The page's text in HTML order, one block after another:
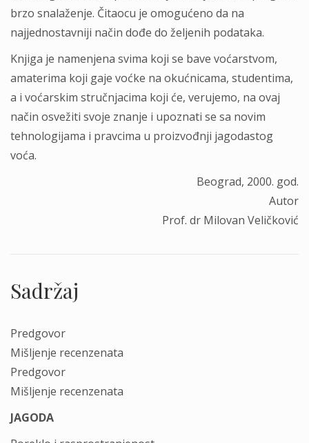
brzo snalaženje. Čitaocu je omogućeno da na
najjednostavniji način dođe do željenih podataka.
Knjiga je namenjena svima koji se bave voćarstvom,
amaterima koji gaje voćke na okućnicama, studentima,
a i voćarskim stručnjacima koji će, verujemo, na ovaj
način osvežiti svoje znanje i upoznati se sa novim
tehnologijama i pravcima u proizvođnji jagodastog
voća.
Beograd, 2000. god.
Autor
Prof. dr Milovan Veličković
Sadržaj
Predgovor
Mišljenje recenzenata
Predgovor
Mišljenje recenzenata
JAGODA